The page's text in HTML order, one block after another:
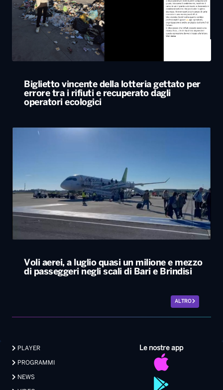
Biglietto vincente della lotteria gettato per
errore tra i rifiuti e recuperato dagli
operatori ecologici
Voli aerei, a luglio quasi un milione e mezzo
di passeggeri negli scali di Bari e Brindisi
ALTRO
Le nostre app
PLAYER